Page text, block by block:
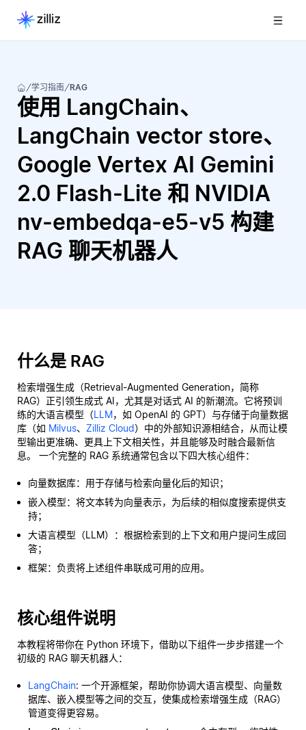
学习指南 RAG
使用 LangChain、
LangChain vector store、
Google Vertex AI Gemini
2.0 Flash-Lite 和 NVIDIA
nv-embedqa-e5-v5 构建
RAG 聊天机器人
什么是 RAG
检索增强生成（Retrieval-Augmented Generation，简称
RAG）正引领生成式 AI，尤其是对话式 AI 的新潮流。它将预训
练的大语言模型（LLM，如 OpenAI 的 GPT）与存储于向量数据
库（如 Milvus、 Zilliz Cloud）中的外部知识源相结合，从而让模
型输出更准确、更具上下文相关性，并且能够及时融合最新信
息。 一个完整的 RAG 系统通常包含以下四大核心组件：
向量数据库：用于存储与检索向量化后的知识；
嵌入模型：将文本转为向量表示，为后续的相似度搜索提供支
持；
大语言模型（LLM）：根据检索到的上下文和用户提问生成回
答；
框架：负责将上述组件串联成可用的应用。
核心组件说明
本教程将带你在 Python 环境下，借助以下组件一步步搭建一个
初级的 RAG 聊天机器人：
LangChain: 一个开源框架，帮助你协调大语言模型、向量数
据库、嵌入模型等之间的交互，使集成检索增强生成（RAG）
管道变得更容易。